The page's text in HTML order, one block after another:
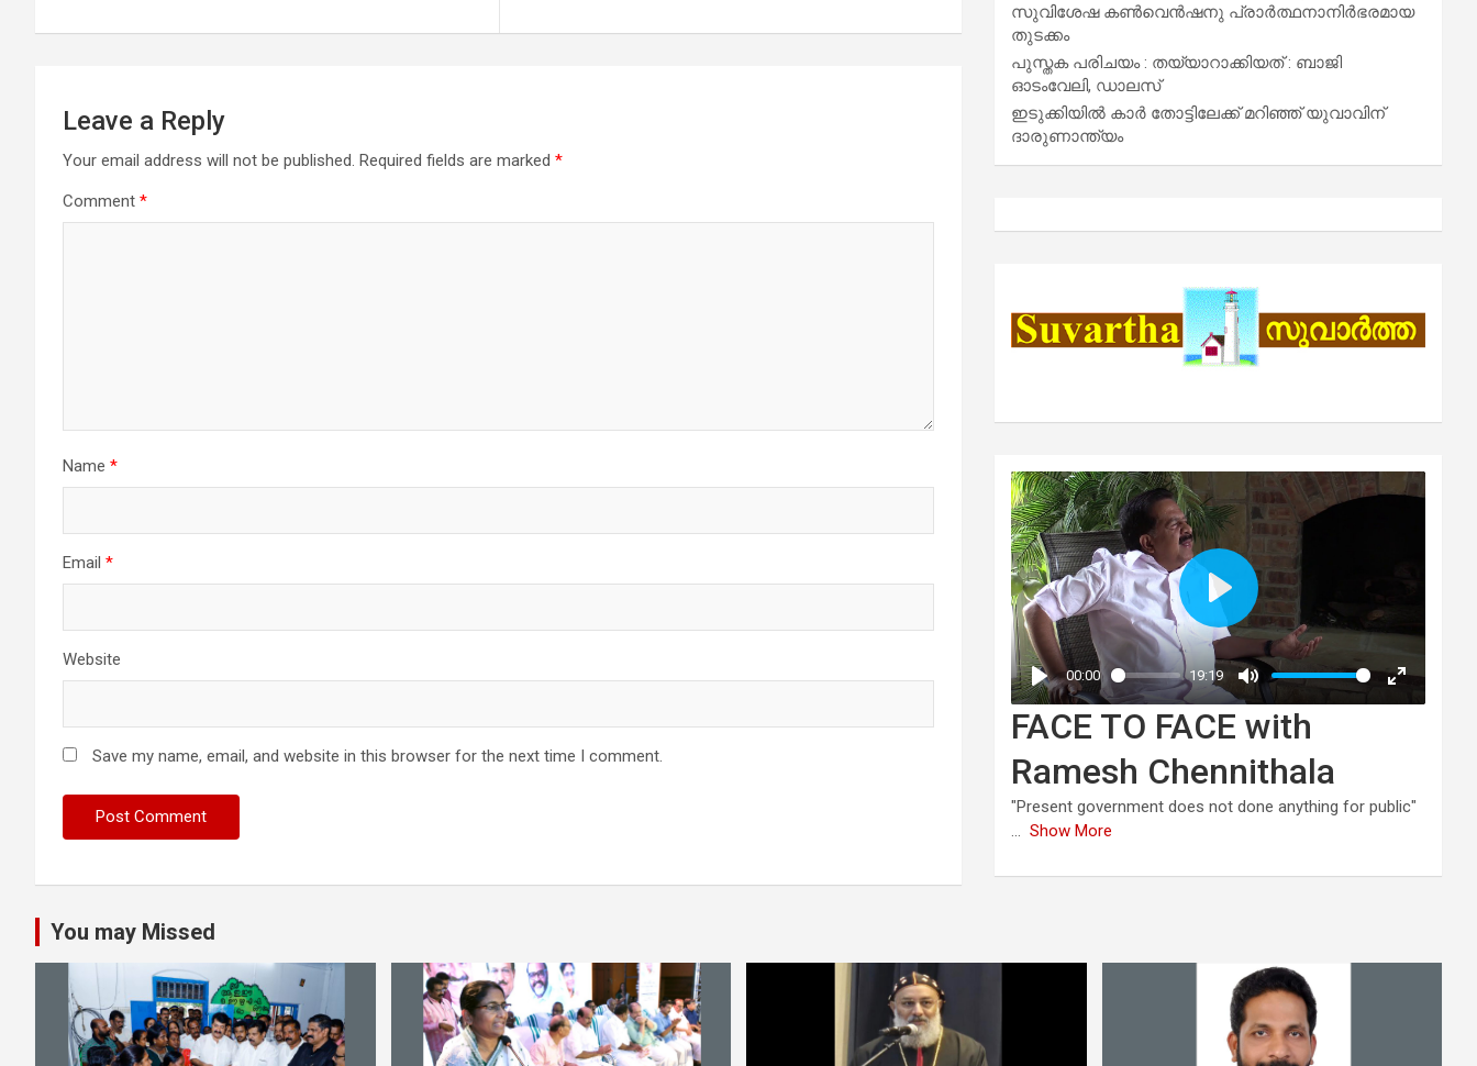
Leave a Reply
Your email address will not be published. Required fields are marked *
Comment *
Name *
Email *
Website
Save my name, email, and website in this browser for the next time I comment.
സുവിശേഷ കൺവെൻഷനു പ്രാർത്ഥനാനിർഭരമായ
തുടക്കം
പുസ്തക പരിചയം : തയ്യാറാക്കിയത് : ബാജി
ഓടംവേലി, ഡാലസ്
ഇടുക്കിയിൽ കാർ തോട്ടിലേക്ക് മറിഞ്ഞ് യുവാവിന്
ദാരുണാന്ത്യം
FACE TO FACE with
Ramesh Chennithala
"Present government does not done anything for public"
... Show More
You may Missed